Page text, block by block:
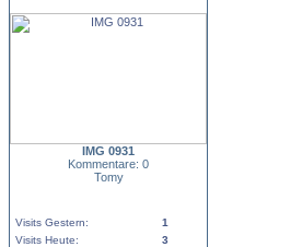
IMG 0931
Kommentare: 0
Tomy
Visits Gestern:
1
Visits Heute:
3